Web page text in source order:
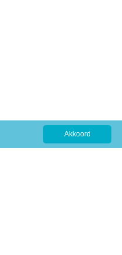
Akkoord